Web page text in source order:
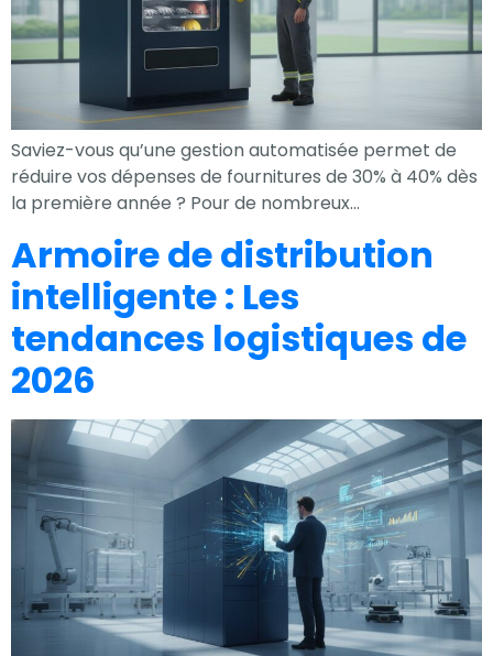
Saviez-vous qu’une gestion automatisée permet de
réduire vos dépenses de fournitures de 30% à 40% dès
la première année ? Pour de nombreux…
Armoire de distribution
intelligente : Les
tendances logistiques de
2026